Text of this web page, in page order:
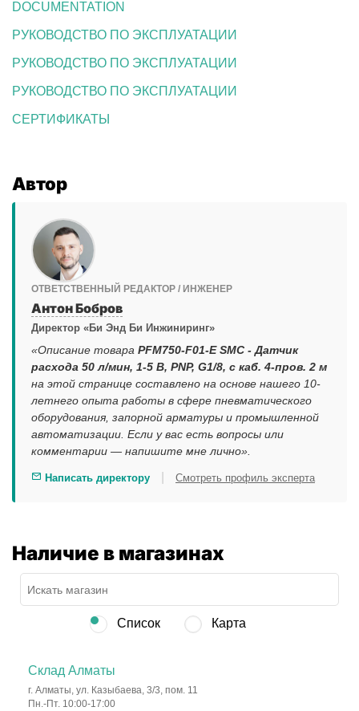
DOCUMENTATION
РУКОВОДСТВО ПО ЭКСПЛУАТАЦИИ
РУКОВОДСТВО ПО ЭКСПЛУАТАЦИИ
РУКОВОДСТВО ПО ЭКСПЛУАТАЦИИ
СЕРТИФИКАТЫ
Автор
ОТВЕТСТВЕННЫЙ РЕДАКТОР / ИНЖЕНЕР
Антон Бобров
Директор «Би Энд Би Инжиниринг»
«Описание товара PFM750-F01-E SMC - Датчик
расхода 50 л/мин, 1-5 В, PNP, G1/8, с каб. 4-пров. 2 м
на этой странице составлено на основе нашего 10-
летнего опыта работы в сфере пневматического
оборудования, запорной арматуры и промышленной
автоматизации. Если у вас есть вопросы или
комментарии — напишите мне лично».
Написать директору Смотреть профиль эксперта
Наличие в магазинах
Список Карта
Склад Алматы
г. Алматы, ул. Казыбаева, 3/3, пом. 11
Пн.-Пт. 10:00-17:00